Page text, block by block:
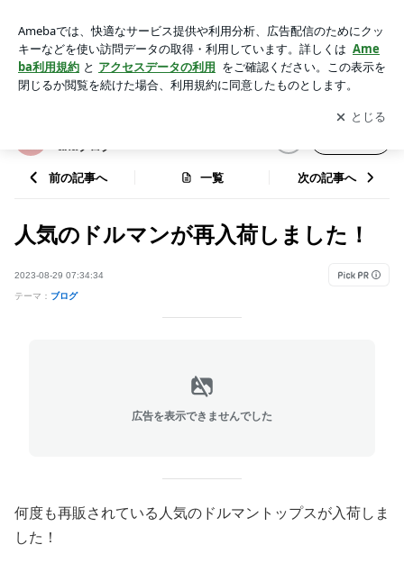
Poli Pumehanaブログ
アプリをダウンロードして ブログの更新通知
を受け取りまし
ょう。
開く
anaブログ
前の記事へ 一覧 次の記事へ
人気のドルマンが再入荷しました！
2023-08-29 07:34:34
テーマ： ブログ
広告を表示できませんでした
何度も再販されている人気のドルマントップスが入荷しま
した！